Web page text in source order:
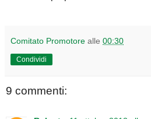
Comitato Promotore alle 00:30
Condividi
9 commenti: